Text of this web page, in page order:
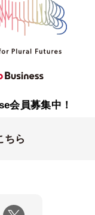
会員募集中！
ちら